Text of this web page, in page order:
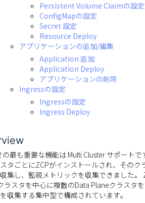
Persistent Volume Claimの設定
ConfigMapの設定
Secret 設定
Resource Deploy
アプリケーションの追加/編集
Application 追加
Application Deploy
アプリケーションの削除
Ingressの設定
Ingressの設定
Ingress Deploy
の最も重要な機能は Multi Cluster サポートで
タごとにZCPがインストールされ、そのク
集し、監視メトリックを収集できました。
ラスタを中心に複数のData Planeクラスタ
収集する集中型で構成されています。